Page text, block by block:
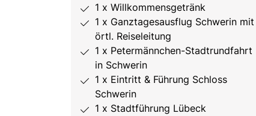
1 x Willkommensgetränk
1 x Ganztagesausflug Schwerin mit
örtl. Reiseleitung
1 x Petermännchen-Stadtrundfahrt
in Schwerin
1 x Eintritt & Führung Schloss
Schwerin
1 x Stadtführung Lübeck